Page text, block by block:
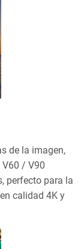
de la imagen,
V60 / V90
perfecto para la
calidad 4K y